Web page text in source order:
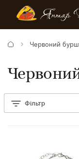
Червоний
Фільтр